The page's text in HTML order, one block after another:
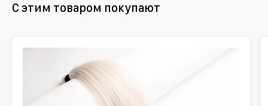
С этим товаром покупают